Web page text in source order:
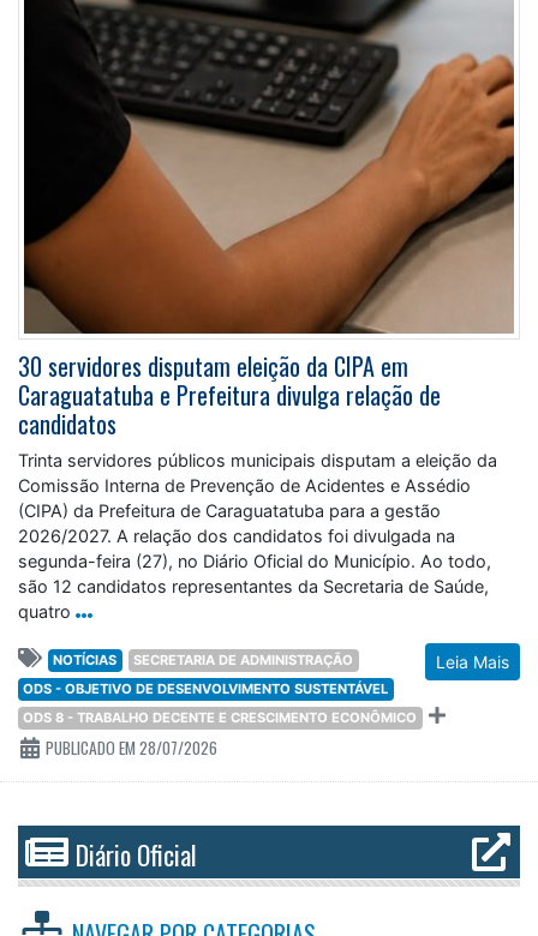
30 servidores disputam eleição da CIPA em
Caraguatatuba e Prefeitura divulga relação de
candidatos
Trinta servidores públicos municipais disputam a eleição da
Comissão Interna de Prevenção de Acidentes e Assédio
(CIPA) da Prefeitura de Caraguatatuba para a gestão
2026/2027. A relação dos candidatos foi divulgada na
segunda-feira (27), no Diário Oficial do Município. Ao todo,
são 12 candidatos representantes da Secretaria de Saúde,
quatro
Leia Mais
NOTÍCIAS
SECRETARIA DE ADMINISTRAÇÃO
ODS - OBJETIVO DE DESENVOLVIMENTO SUSTENTÁVEL
ODS 8 - TRABALHO DECENTE E CRESCIMENTO ECONÔMICO
PUBLICADO EM 28/07/2026
Diário Oficial